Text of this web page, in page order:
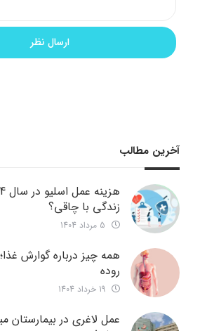
آخرین مطالب
زندگی با چاقی؟
همه چیز درباره گوارش
روده
عمل لاغری در بیمارستان